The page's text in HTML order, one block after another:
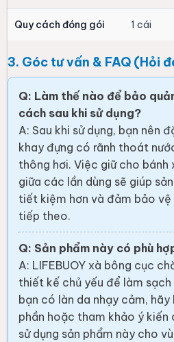
Quy cách đóng gói 1 cái
3. Góc tư vấn & FAQ (Hỏi
Q: Làm thế nào để bảo
cách sau khi sử dụng?
A: Sau khi sử dụng, bạn nên
khay đựng có rãnh thoát
thông hơi. Việc giữ cho bánh
giữa các lần dùng sẽ giúp
tiết kiệm hơn và đảm bảo vệ
tiếp theo.
Q: Sản phẩm này có phù
A: LIFEBUOY xà bông cục
thiết kế chủ yếu để làm
bạn có làn da nhạy cảm,
phần hoặc tham khảo ý kiến
sử dụng sản phẩm này cho